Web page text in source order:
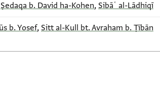
Ṣedaqa b. David ha-Kohen, Sibāʿ al-Lādhiqī
b. Yosef, Sitt al-Kull bt. Avraham b. Ṭībān